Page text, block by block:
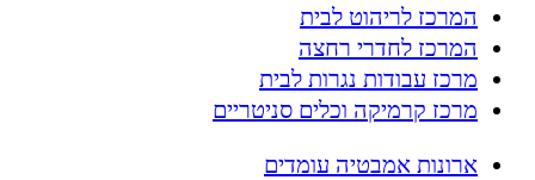
המרכז לריהוט לבית
המרכז לחדרי רחצה
מרכז עבודות נגרות לבית
מרכז קרמיקה וכלים סניטריים
ארונות אמבטיה עומדים